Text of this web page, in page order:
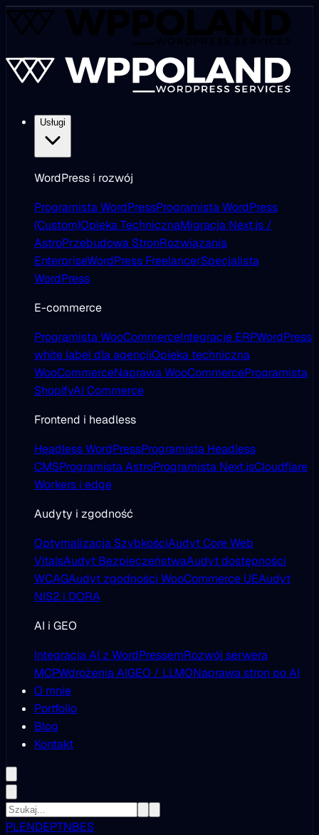
Usługi
WordPress i rozwój
Programista WordPressProgramista WordPress
(Custom)Opieka TechnicznaMigracja Next.js /
AstroPrzebudowa StronRozwiązania
EnterpriseWordPress FreelancerSpecjalista
WordPress
E-commerce
Programista WooCommerceIntegracje ERPWordPress
white label dla agencjiOpieka techniczna
WooCommerceNaprawa WooCommerceProgramista
ShopifyAI Commerce
Frontend i headless
Headless WordPressProgramista Headless
CMSProgramista AstroProgramista Next.jsCloudflare
Workers i edge
Audyty i zgodność
Optymalizacja SzybkościAudyt Core Web
VitalsAudyt BezpieczeństwaAudyt dostępności
WCAGAudyt zgodności WooCommerce UEAudyt
NIS2 i DORA
AI i GEO
Integracja AI z WordPressemRozwój serwera
MCPWdrożenia AIGEO / LLMONaprawa stron po AI
O mnie
Portfolio
Blog
Kontakt
PLENDEPTNBES